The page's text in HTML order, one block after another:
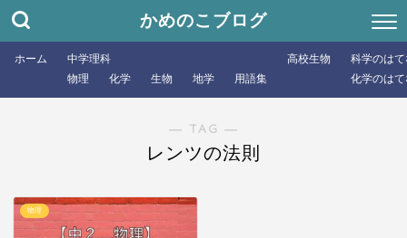
かめのこブログ
ホーム
中学理科
物理
化学 生物 地学 用語集
高校生物
科学のは
化学のは
― TAG ―
レンツの法則
物理